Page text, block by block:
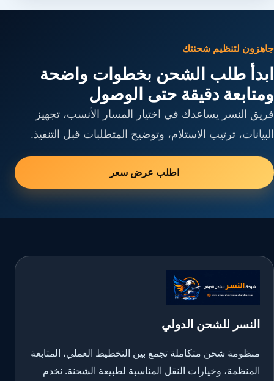
جاهزون لتنظيم شحنتك
ابدأ طلب الشحن بخطوات واضحة
ومتابعة دقيقة حتى الوصول
فريق النسر يساعدك في اختيار المسار الأنسب، تجهيز
البيانات، ترتيب الاستلام، وتوضيح المتطلبات قبل التنفيذ.
اطلب عرض سعر
النسر للشحن الدولي
منظومة شحن متكاملة تجمع بين التخطيط العملي، المتابعة
المنظمة، وخيارات النقل المناسبة لطبيعة الشحنة. نخدم